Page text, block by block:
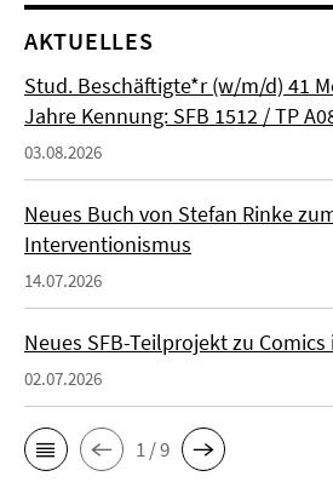
AKTUELLES
Stud. Beschäftigte*r (w/m/d) 41
Jahre Kennung: SFB 1512 / TP
03.08.2026
Neues Buch von Stefan Rinke
Interventionismus
14.07.2026
Neues SFB-Teilprojekt zu
02.07.2026
1 / 9